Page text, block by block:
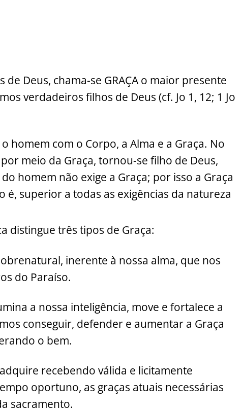
Deus, chama-se GRAÇA o maior presente
verdadeiros filhos de Deus (cf. Jo 1, 12; 1 Jo
homem com o Corpo, a Alma e a Graça. No
meio da Graça, tornou-se filho de Deus,
homem não exige a Graça; por isso a Graça
superior a todas as exigências da natureza
distingue três tipos de Graça:
inerente à nossa alma, que nos
do Paraíso.
a nossa inteligência, move e fortalece a
conseguir, defender e aumentar a Graça
o bem.
recebendo válida e licitamente
oportuno, as graças atuais necessárias
sacramento.